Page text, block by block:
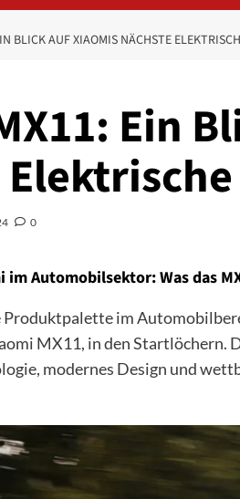
BLICK AUF XIAOMIS NÄCHSTE
Ein
0
im Automobilsektor: Was das
im
MX11, in den Startlöchern.
modernes Design und